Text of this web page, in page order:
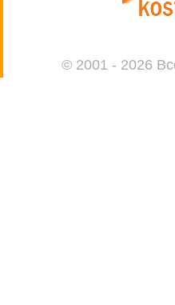
© 2001 - 2026